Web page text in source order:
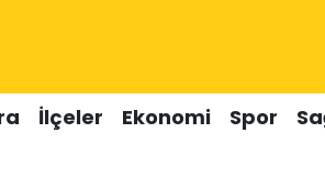
İlçeler Ekonomi Spor